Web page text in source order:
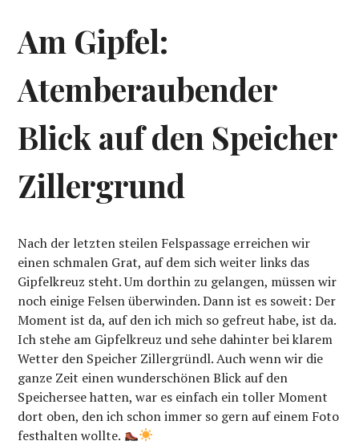
Am Gipfel:
Atemberaubender
Blick auf den Speicher
Zillergrund
Nach der letzten steilen Felspassage erreichen wir
einen schmalen Grat, auf dem sich weiter links das
Gipfelkreuz steht. Um dorthin zu gelangen, müssen wir
noch einige Felsen überwinden. Dann ist es soweit: Der
Moment ist da, auf den ich mich so gefreut habe, ist da.
Ich stehe am Gipfelkreuz und sehe dahinter bei klarem
Wetter den Speicher Zillergründl. Auch wenn wir die
ganze Zeit einen wunderschönen Blick auf den
Speichersee hatten, war es einfach ein toller Moment
dort oben, den ich schon immer so gern auf einem Foto
festhalten wollte.